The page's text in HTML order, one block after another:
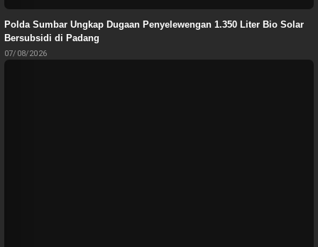
Polda Sumbar Ungkap Dugaan Penyelewengan 1.350 Liter Bio Solar
Bersubsidi di Padang
07/08/2026